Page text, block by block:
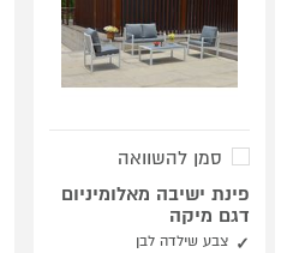
סמן להשוואה
פינת ישיבה מאלומיניום
דגם מיקה
צבע שילדה לבן